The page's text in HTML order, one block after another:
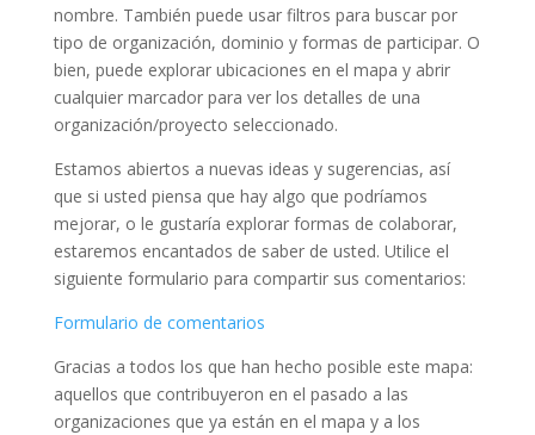
nombre. También puede usar filtros para buscar por
tipo de organización, dominio y formas de participar. O
bien, puede explorar ubicaciones en el mapa y abrir
cualquier marcador para ver los detalles de una
organización/proyecto seleccionado.
Estamos abiertos a nuevas ideas y sugerencias, así
que si usted piensa que hay algo que podríamos
mejorar, o le gustaría explorar formas de colaborar,
estaremos encantados de saber de usted. Utilice el
siguiente formulario para compartir sus comentarios:
Formulario de comentarios
Gracias a todos los que han hecho posible este mapa:
aquellos que contribuyeron en el pasado a las
organizaciones que ya están en el mapa y a los